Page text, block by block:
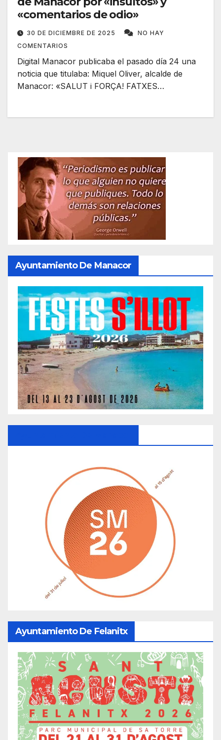
«comentarios de odio»
30 DE DICIEMBRE DE 2025
NO HAY
COMENTARIOS
Digital Manacor publicaba el pasado día 24 una
noticia que titulaba: Miquel Oliver, alcalde de
Manacor: «SALUT i FORÇA! FATXES…
Ayuntamiento De Manacor
Ayuntamiento De Felanitx